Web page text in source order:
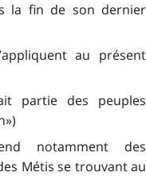
la fin de son dernier
au présent
partie des peuples
notamment des
Métis se trouvant au